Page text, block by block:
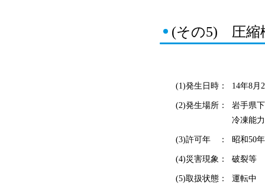
(その5) 圧縮
(1)発生日時： 14年8
(2)発生場所：
岩手県
冷凍能
(3)許可年 ： 昭和50年
(4)災害現象： 破裂等
(5)取扱状態： 運転中